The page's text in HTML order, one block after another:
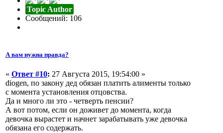
Topic Author
Сообщений: 106
А вам нужна правда?
« Ответ #10: 27 Августа 2015, 19:54:00 »
diogen, по закону дед обязан платить алименты только
с момента установления отцовства.
Да и много ли это - четверть пенсии?
А вот потом, если он доживет до момента, когда
девочка вырастет и начнет зарабатывать уже девочка
обязана его содержать.